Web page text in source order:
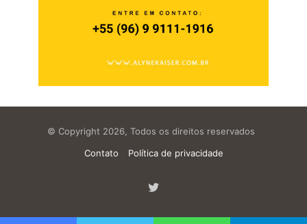
© Copyright 2026, Todos os direitos reservados
Contato
Política de privacidade
Twitter